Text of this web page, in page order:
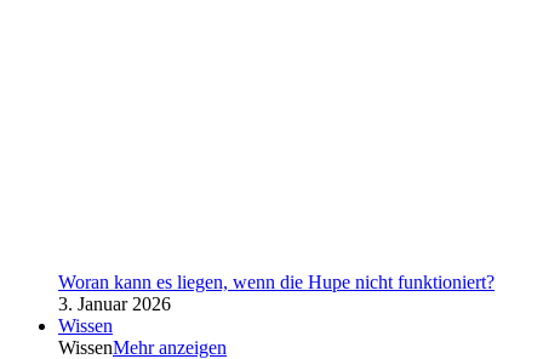
Woran kann es liegen, wenn die Hupe nicht funktioniert?
3. Januar 2026
Wissen
WissenMehr anzeigen